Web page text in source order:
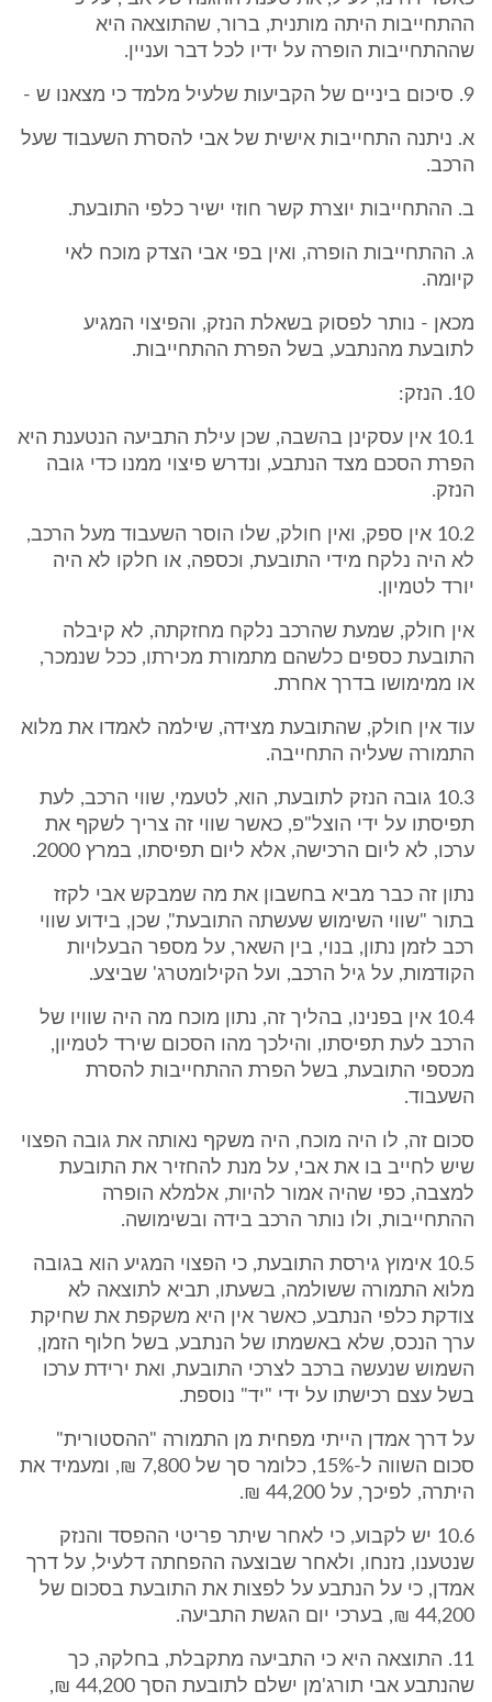
ההתחייבות היתה מותנית, ברור, שהתוצאה היא
שההתחייבות הופרה על ידיו לכל דבר ועניין.
9. סיכום ביניים של הקביעות שלעיל מלמד כי מצאנו ש -
א. ניתנה התחייבות אישית של אבי להסרת השעבוד שעל
הרכב.
ב. ההתחייבות יוצרת קשר חוזי ישיר כלפי התובעת.
ג. ההתחייבות הופרה, ואין בפי אבי הצדק מוכח לאי
קיומה.
מכאן - נותר לפסוק בשאלת הנזק, והפיצוי המגיע
לתובעת מהנתבע, בשל הפרת ההתחייבות.
10. הנזק:
10.1 אין עסקינן בהשבה, שכן עילת התביעה הנטענת היא
הפרת הסכם מצד הנתבע, ונדרש פיצוי ממנו כדי גובה
הנזק.
10.2 אין ספק, ואין חולק, שלו הוסר השעבוד מעל הרכב,
לא היה נלקח מידי התובעת, וכספה, או חלקו לא היה
יורד לטמיון.
אין חולק, שמעת שהרכב נלקח מחזקתה, לא קיבלה
התובעת כספים כלשהם מתמורת מכירתו, ככל שנמכר,
או ממימושו בדרך אחרת.
עוד אין חולק, שהתובעת מצידה, שילמה לאמדו את מלוא
התמורה שעליה התחייבה.
10.3 גובה הנזק לתובעת, הוא, לטעמי, שווי הרכב, לעת
תפיסתו על ידי הוצל"פ, כאשר שווי זה צריך לשקף את
ערכו, לא ליום הרכישה, אלא ליום תפיסתו, במרץ 2000.
נתון זה כבר מביא בחשבון את מה שמבקש אבי לקזז
בתור "שווי השימוש שעשתה התובעת", שכן, בידוע שווי
רכב לזמן נתון, בנוי, בין השאר, על מספר הבעלויות
הקודמות, על גיל הרכב, ועל הקילומטרג' שביצע.
10.4 אין בפנינו, בהליך זה, נתון מוכח מה היה שוויו של
הרכב לעת תפיסתו, והילכך מהו הסכום שירד לטמיון,
מכספי התובעת, בשל הפרת ההתחייבות להסרת
השעבוד.
סכום זה, לו היה מוכח, היה משקף נאותה את גובה הפצוי
שיש לחייב בו את אבי, על מנת להחזיר את התובעת
למצבה, כפי שהיה אמור להיות, אלמלא הופרה
ההתחייבות, ולו נותר הרכב בידה ובשימושה.
10.5 אימוץ גירסת התובעת, כי הפצוי המגיע הוא בגובה
מלוא התמורה ששולמה, בשעתו, תביא לתוצאה לא
צודקת כלפי הנתבע, כאשר אין היא משקפת את שחיקת
ערך הנכס, שלא באשמתו של הנתבע, בשל חלוף הזמן,
השמוש שנעשה ברכב לצרכי התובעת, ואת ירידת ערכו
בשל עצם רכישתו על ידי "יד" נוספת.
על דרך אמדן הייתי מפחית מן התמורה "ההסטורית"
סכום השווה ל-15%, כלומר סך של 7,800 ₪, ומעמיד את
היתרה, לפיכך, על 44,200 ₪.
10.6 יש לקבוע, כי לאחר שיתר פריטי ההפסד והנזק
שנטענו, נזנחו, ולאחר שבוצעה ההפחתה דלעיל, על דרך
אמדן, כי על הנתבע על לפצות את התובעת בסכום של
44,200 ₪, בערכי יום הגשת התביעה.
11. התוצאה היא כי התביעה מתקבלת, בחלקה, כך
שהנתבע אבי תורג'מן ישלם לתובעת הסך 44,200 ₪,